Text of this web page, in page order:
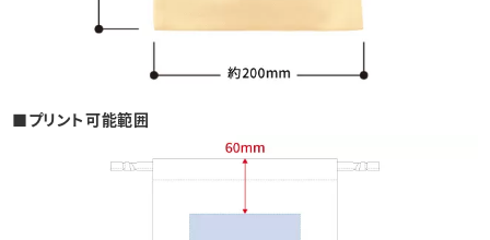
■プリント可能範囲